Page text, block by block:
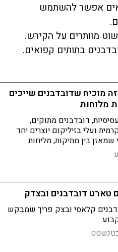
אפשר להשתמש
מוותרים על הקירש.
בתותים קפואים.
מוכיח שדובדבנים שייכים
מלוחות
דובדבנים מתוקים,
ועלי בזיליקום יוצרים יחד
שמאזן בין מתיקות, מליחות
טארט דובדבנים ובצדק
קלאסי ובצק פריך שמבקש